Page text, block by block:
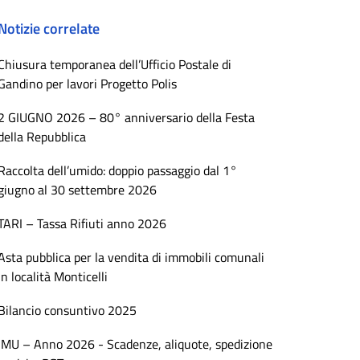
correlate
temporanea dell’Ufficio Postale di
per lavori Progetto Polis
GIUGNO 2026 – 80° anniversario della Festa
Repubblica
dell’umido: doppio passaggio dal 1°
al 30 settembre 2026
– Tassa Rifiuti anno 2026
pubblica per la vendita di immobili comunali
località Monticelli
consuntivo 2025
– Anno 2026 - Scadenze, aliquote, spedizione